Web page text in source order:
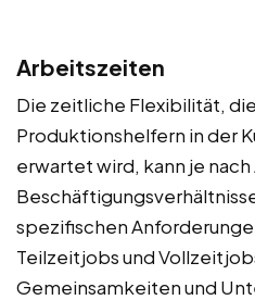
Arbeitszeiten
Die zeitliche Flexibilität,
Produktionshelfern in der
erwartet wird, kann je nach
spezifischen
Teilzeitjobs und
Gemeinsamkeiten und